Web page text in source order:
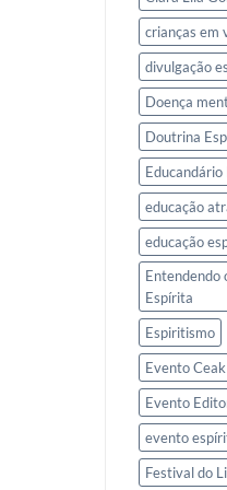
crianças em
divulgação
Doença
Doutrina
Educandário
educação
educação
Entendendo
Espírita
Espiritismo
Evento Ceak
Evento
evento
Festival do